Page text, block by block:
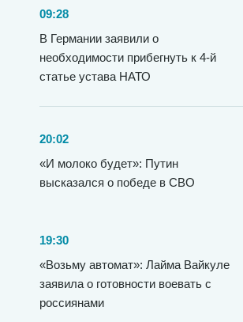
09:28
В Германии заявили о
необходимости прибегнуть к 4-й
статье устава НАТО
20:02
«И молоко будет»: Путин
высказался о победе в СВО
19:30
«Возьму автомат»: Лайма Вайкуле
заявила о готовности воевать с
россиянами